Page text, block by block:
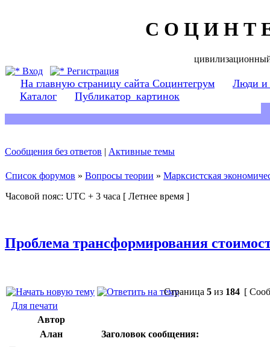
С О Ц И Н Т
Вход
Регистрация
На главную страницу сайта Социнтегрум
Люди и
Каталог
Публикатор_картинок
Сообщения без ответов | Активные темы
Список форумов » Вопросы теории » Марксистская
Часовой пояс: UTC + 3 часа [ Летнее время ]
Проблема трансформирования
Страница 5 из 184 [
Для печати
Автор
Алан
Заголовок сообщения: